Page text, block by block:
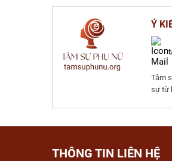
Ý
Tâm
sự từ
THÔNG TIN LIÊN HỆ